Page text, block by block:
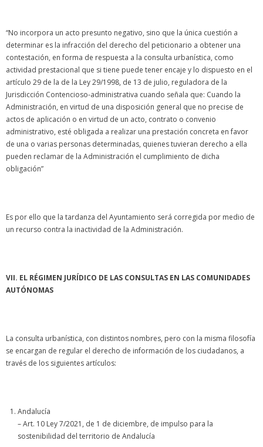
“No incorpora un acto presunto negativo, sino que la única cuestión a
determinar es la infracción del derecho del peticionario a obtener una
contestación, en forma de respuesta a la consulta urbanística, como
actividad prestacional que si tiene puede tener encaje y lo dispuesto en el
artículo 29 de la de la Ley 29/1998, de 13 de julio, reguladora de la
Jurisdicción Contencioso-administrativa cuando señala que: Cuando la
Administración, en virtud de una disposición general que no precise de
actos de aplicación o en virtud de un acto, contrato o convenio
administrativo, esté obligada a realizar una prestación concreta en favor
de una o varias personas determinadas, quienes tuvieran derecho a ella
pueden reclamar de la Administración el cumplimiento de dicha
obligación”
Es por ello que la tardanza del Ayuntamiento será corregida por medio de
un recurso contra la inactividad de la Administración.
VII. EL RÉGIMEN JURÍDICO DE LAS CONSULTAS EN LAS COMUNIDADES
AUTÓNOMAS
La consulta urbanística, con distintos nombres, pero con la misma filosofía
se encargan de regular el derecho de información de los ciudadanos, a
través de los siguientes artículos:
Andalucía
– Art. 10 Ley 7/2021, de 1 de diciembre, de impulso para la
sostenibilidad del territorio de Andalucía